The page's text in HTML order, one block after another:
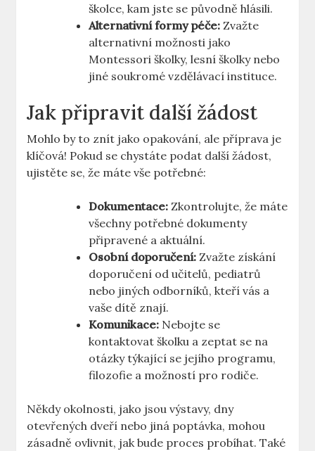
školce, kam jste se původně hlásili.
Alternativní formy péče: Zvažte
alternativní možnosti jako⁣
Montessori školky, lesní školky nebo
jiné soukromé vzdělávací instituce.
Jak připravit další žádost
Mohlo ⁢by to ‍znít jako opakování, ale příprava je
klíčová! ​Pokud ⁣se chystáte ‍podat další žádost,
ujistěte se, že máte vše potřebné:
Dokumentace: Zkontrolujte, že máte
⁢všechny potřebné ‍dokumenty
připravené a aktuální.
Osobní doporučení: ⁣Zvažte získání
doporučení od učitelů, pediatrů
nebo ‌jiných ⁢odborníků, kteří vás a
vaše dítě znají.
Komunikace: Nebojte se
kontaktovat školku ⁢a ‌zeptat se na
otázky týkající‍ se jejího programu,
filozofie a možností pro rodiče.
Někdy okolnosti, jako jsou výstavy, dny
otevřených dveří nebo⁤ jiná poptávka, mohou
zásadně ovlivnit, jak bude ⁤proces probíhat. Také